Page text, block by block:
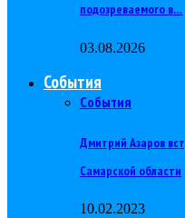
подозреваемого в…
03.08.2026
События
События
Дмитрий Азаров
Самарской области
10.02.2023